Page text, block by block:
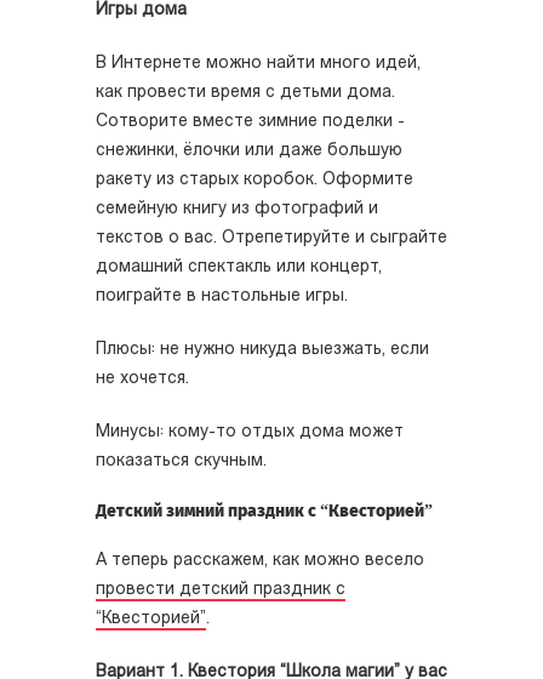
Игры дома
В Интернете можно найти много идей,
как провести время с детьми дома.
Сотворите вместе зимние поделки -
снежинки, ёлочки или даже большую
ракету из старых коробок. Оформите
семейную книгу из фотографий и
текстов о вас. Отрепетируйте и сыграйте
домашний спектакль или концерт,
поиграйте в настольные игры.
Плюсы: не нужно никуда выезжать, если
не хочется.
Минусы: кому-то отдых дома может
показаться скучным.
Детский зимний праздник с “Квесторией”
А теперь расскажем, как можно весело
провести детский праздник с
“Квесторией”.
Вариант 1. Квестория “Школа магии” у вас